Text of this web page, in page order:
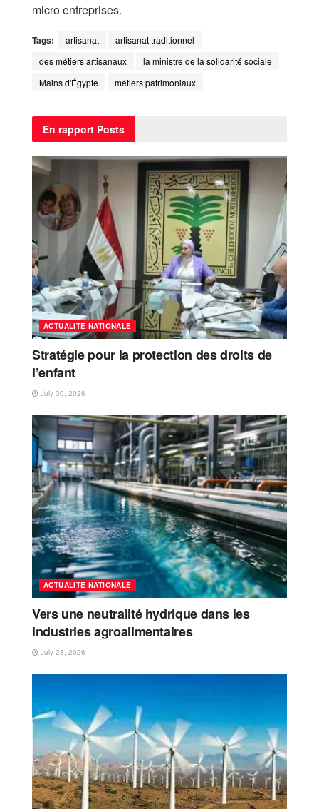
micro entreprises.
Tags: artisanat
artisanat traditionnel
des métiers artisanaux
la ministre de la solidarité sociale
Mains d'Égypte
métiers patrimoniaux
En rapport Posts
ACTUALITÉ NATIONALE
Stratégie pour la protection des droits de
l’enfant
July 30, 2026
ACTUALITÉ NATIONALE
Vers une neutralité hydrique dans les
industries agroalimentaires
July 28, 2026